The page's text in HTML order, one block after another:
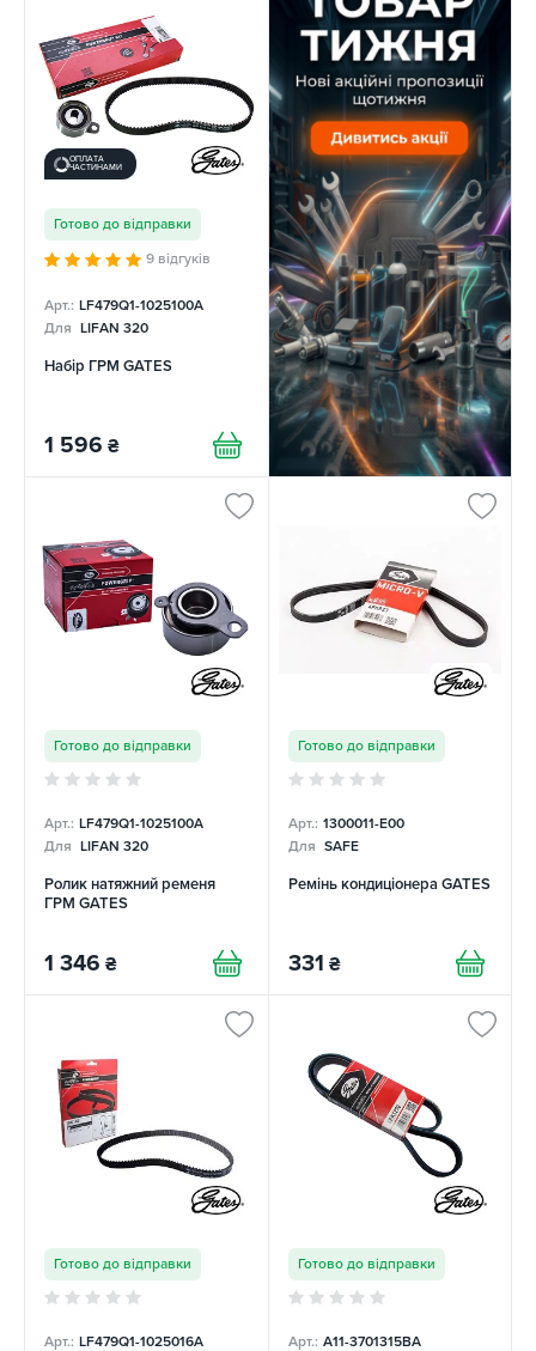
ОПЛАТА
ЧАСТИНАМИ
Готово до відправки
9 відгуків
Арт.: LF479Q1-1025100A
Для LIFAN 320
Набір ГРМ GATES
1 596 ₴
Готово до відправки
Арт.: LF479Q1-1025100A
Для LIFAN 320
Ролик натяжний ременя
ГРМ GATES
1 346 ₴
Готово до відправки
Арт.: 1300011-E00
Для SAFE
Ремінь кондиціонера GATES
331 ₴
Готово до відправки
Арт.: LF479Q1-1025016A
Готово до відправки
Арт.: A11-3701315BA